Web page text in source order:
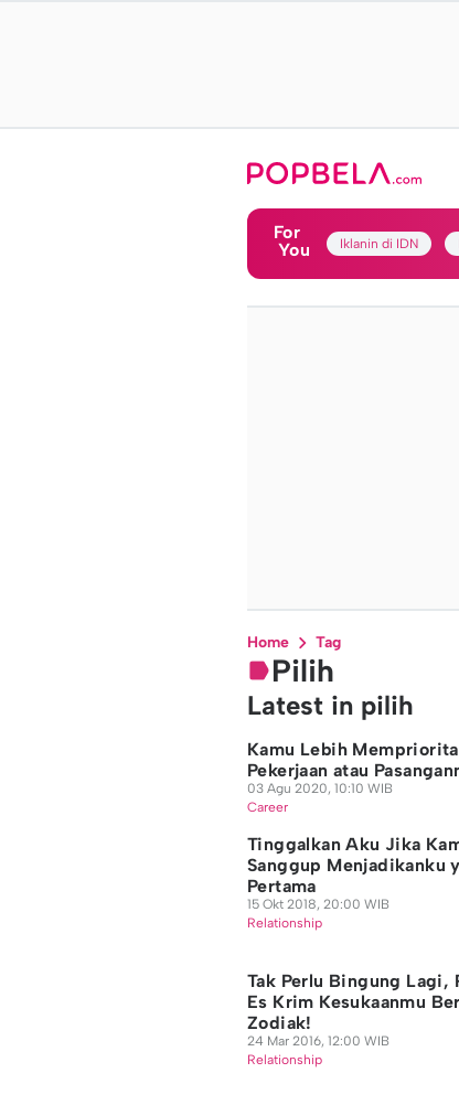
For
You
Iklanin di IDN
Home Tag
Pilih
Latest in pilih
Kamu Lebih
Pekerjaan atau
03 Agu 2020, 10:10 WIB
Career
Tinggalkan Aku Jika
Sanggup Menjadikanku
Pertama
15 Okt 2018, 20:00 WIB
Relationship
Tak Perlu Bingung Lagi,
Es Krim Kesukaanmu
Zodiak!
24 Mar 2016, 12:00 WIB
Relationship